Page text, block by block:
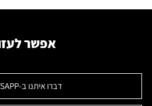
אפשר
דברו איתנו ב-WHATSAPP